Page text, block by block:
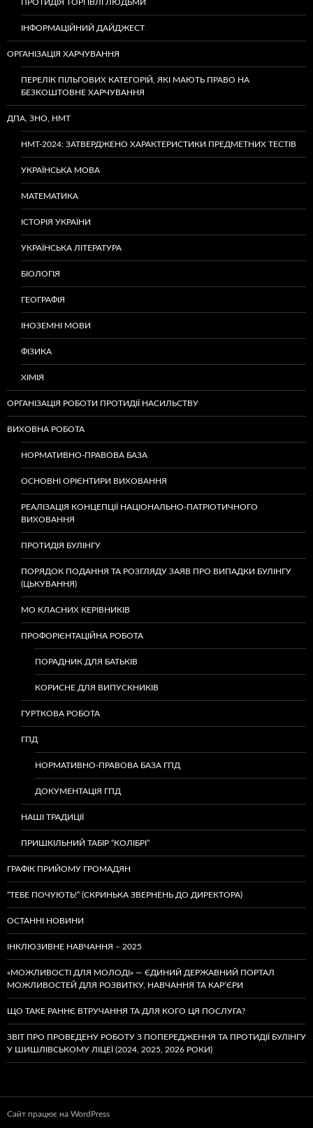
ПРОТИДІЯ ТОРГІВЛІ ЛЮДЬМИ
ІНФОРМАЦІЙНИЙ ДАЙДЖЕСТ
ОРГАНІЗАЦІЯ ХАРЧУВАННЯ
ПЕРЕЛІК ПІЛЬГОВИХ КАТЕГОРІЙ, ЯКІ МАЮТЬ ПРАВО НА
БЕЗКОШТОВНЕ ХАРЧУВАННЯ
ДПА, ЗНО, НМТ
НМТ-2024: ЗАТВЕРДЖЕНО ХАРАКТЕРИСТИКИ ПРЕДМЕТНИХ ТЕСТІВ
УКРАЇНСЬКА МОВА
МАТЕМАТИКА
ІСТОРІЯ УКРАЇНИ
УКРАЇНСЬКА ЛІТЕРАТУРА
БІОЛОГІЯ
ГЕОГРАФІЯ
ІНОЗЕМНІ МОВИ
ФІЗИКА
ХІМІЯ
ОРГАНІЗАЦІЯ РОБОТИ ПРОТИДІЇ НАСИЛЬСТВУ
ВИХОВНА РОБОТА
НОРМАТИВНО-ПРАВОВА БАЗА
ОСНОВНІ ОРІЄНТИРИ ВИХОВАННЯ
РЕАЛІЗАЦІЯ КОНЦЕПЦІЇ НАЦІОНАЛЬНО-ПАТРІОТИЧНОГО
ВИХОВАННЯ
ПРОТИДІЯ БУЛІНГУ
ПОРЯДОК ПОДАННЯ ТА РОЗГЛЯДУ ЗАЯВ ПРО ВИПАДКИ БУЛІНГУ
(ЦЬКУВАННЯ)
МО КЛАСНИХ КЕРІВНИКІВ
ПРОФОРІЄНТАЦІЙНА РОБОТА
ПОРАДНИК ДЛЯ БАТЬКІВ
КОРИСНЕ ДЛЯ ВИПУСКНИКІВ
ГУРТКОВА РОБОТА
ГПД
НОРМАТИВНО-ПРАВОВА БАЗА ГПД
ДОКУМЕНТАЦІЯ ГПД
НАШІ ТРАДИЦІЇ
ПРИШКІЛЬНИЙ ТАБІР “КОЛІБРІ”
ГРАФІК ПРИЙОМУ ГРОМАДЯН
“ТЕБЕ ПОЧУЮТЬ!” (СКРИНЬКА ЗВЕРНЕНЬ ДО ДИРЕКТОРА)
ОСТАННІ НОВИНИ
ІНКЛЮЗИВНЕ НАВЧАННЯ – 2025
«МОЖЛИВОСТІ ДЛЯ МОЛОДІ» — ЄДИНИЙ ДЕРЖАВНИЙ ПОРТАЛ
МОЖЛИВОСТЕЙ ДЛЯ РОЗВИТКУ, НАВЧАННЯ ТА КАР’ЄРИ
ЩО ТАКЕ РАННЄ ВТРУЧАННЯ ТА ДЛЯ КОГО ЦЯ ПОСЛУГА?
ЗВІТ ПРО ПРОВЕДЕНУ РОБОТУ З ПОПЕРЕДЖЕННЯ ТА ПРОТИДІЇ БУЛІНГУ
У ШИШЛІВСЬКОМУ ЛІЦЕЇ (2024, 2025, 2026 РОКИ)
Сайт працює на WordPress